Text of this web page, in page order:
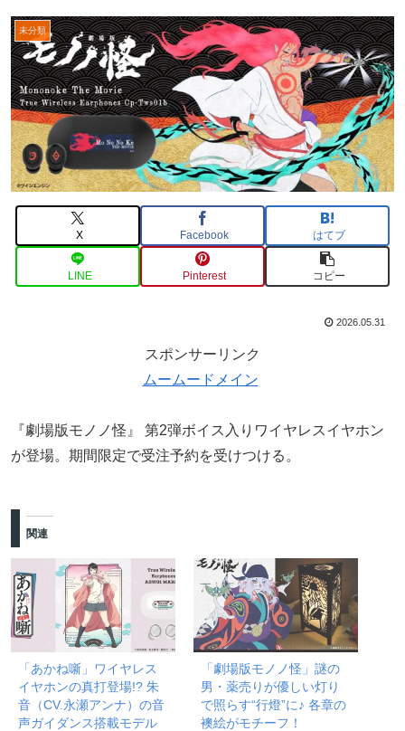
未分類
X Facebook はてブ
LINE Pinterest コピー
2026.05.31
スポンサーリンク
ムームードメイン
『劇場版モノノ怪』 第2弾ボイス入りワイヤレスイヤホン
が登場。期間限定で受注予約を受けつける。
関連
「あかね噺」ワイヤレス
イヤホンの真打登場!? 朱
音（CV.永瀬アンナ）の音
声ガイダンス搭載モデル
「劇場版モノノ怪」謎の
男・薬売りが優しい灯り
で照らす“行燈”に♪ 各章の
襖絵がモチーフ！